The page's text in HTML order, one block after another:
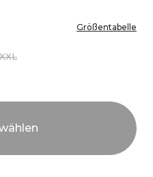
Größentabelle
XXL